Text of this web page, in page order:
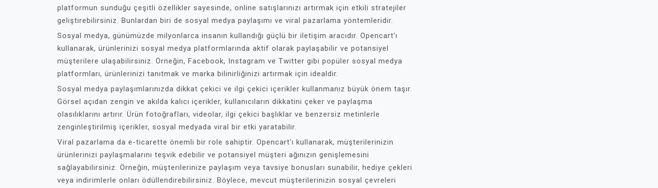
platformun sunduğu çeşitli özellikler sayesinde, online satışlarınızı artırmak için etkili stratejiler
geliştirebilirsiniz. Bunlardan biri de sosyal medya paylaşımı ve viral pazarlama yöntemleridir.
Sosyal medya, günümüzde milyonlarca insanın kullandığı güçlü bir iletişim aracıdır. Opencart'ı
kullanarak, ürünlerinizi sosyal medya platformlarında aktif olarak paylaşabilir ve potansiyel
müşterilere ulaşabilirsiniz. Örneğin, Facebook, Instagram ve Twitter gibi popüler sosyal medya
platformları, ürünlerinizi tanıtmak ve marka bilinirliğinizi artırmak için idealdir.
Sosyal medya paylaşımlarınızda dikkat çekici ve ilgi çekici içerikler kullanmanız büyük önem taşır.
Görsel açıdan zengin ve akılda kalıcı içerikler, kullanıcıların dikkatini çeker ve paylaşma
olasılıklarını artırır. Ürün fotoğrafları, videolar, ilgi çekici başlıklar ve benzersiz metinlerle
zenginleştirilmiş içerikler, sosyal medyada viral bir etki yaratabilir.
Viral pazarlama da e-ticarette önemli bir role sahiptir. Opencart'ı kullanarak, müşterilerinizin
ürünlerinizi paylaşmalarını teşvik edebilir ve potansiyel müşteri ağınızın genişlemesini
sağlayabilirsiniz. Örneğin, müşterilerinize paylaşım veya tavsiye bonusları sunabilir, hediye çekleri
veya indirimlerle onları ödüllendirebilirsiniz. Böylece, mevcut müşterilerinizin sosyal çevreleri